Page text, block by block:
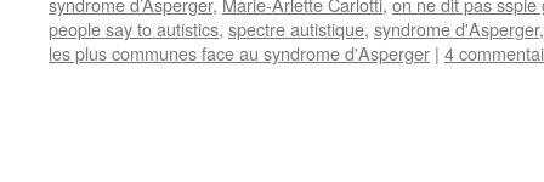
people say to autistics, spectre autistique, syndrome d'Asperger
les plus communes face au syndrome d'Asperger | 4